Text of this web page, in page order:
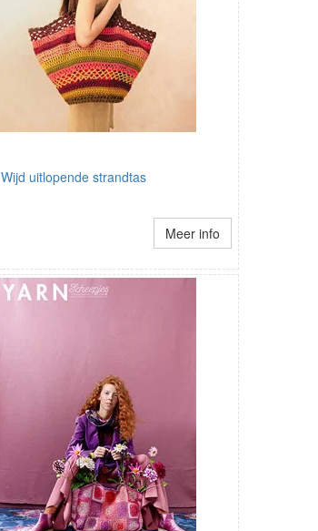
Wijd uitlopende strandtas
Meer info